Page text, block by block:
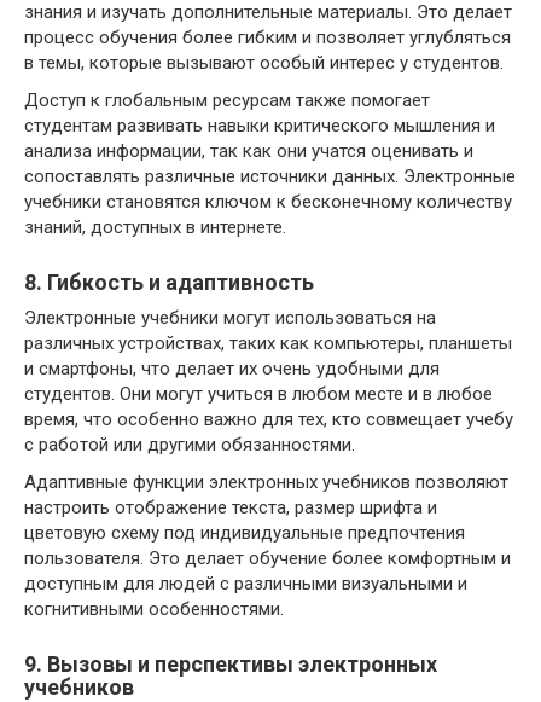
знания и изучать дополнительные материалы. Это делает
процесс обучения более гибким и позволяет углубляться
в темы, которые вызывают особый интерес у студентов.
Доступ к глобальным ресурсам также помогает
студентам развивать навыки критического мышления и
анализа информации, так как они учатся оценивать и
сопоставлять различные источники данных. Электронные
учебники становятся ключом к бесконечному количеству
знаний, доступных в интернете.
8. Гибкость и адаптивность
Электронные учебники могут использоваться на
различных устройствах, таких как компьютеры, планшеты
и смартфоны, что делает их очень удобными для
студентов. Они могут учиться в любом месте и в любое
время, что особенно важно для тех, кто совмещает учебу
с работой или другими обязанностями.
Адаптивные функции электронных учебников позволяют
настроить отображение текста, размер шрифта и
цветовую схему под индивидуальные предпочтения
пользователя. Это делает обучение более комфортным и
доступным для людей с различными визуальными и
когнитивными особенностями.
9. Вызовы и перспективы электронных
учебников